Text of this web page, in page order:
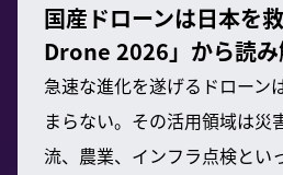
国産ドローンは日本を
Drone 2026」から読
急速な進化を遂げるドローン
まらない。その活用領域は災
流、農業、インフラ点検とい